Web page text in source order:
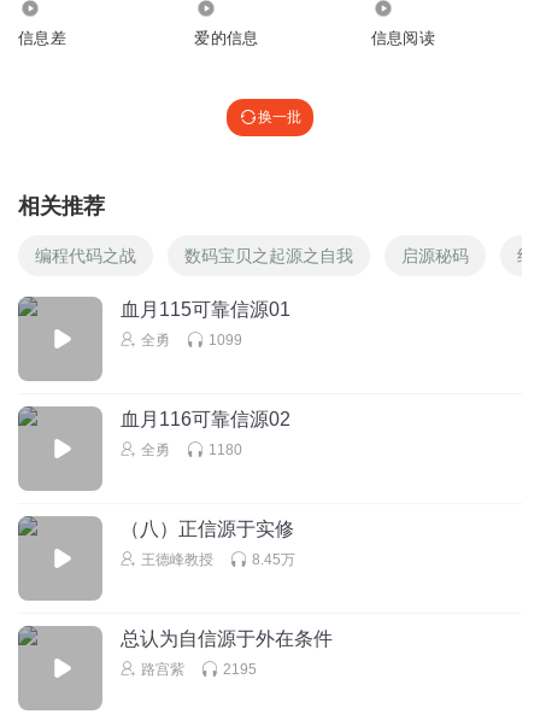
信息差 爱的信息 信息阅读
换一批
相关推荐
编程代码之战 数码宝贝之起源之自我 启源秘码 终
血月115可靠信源01
全勇 1099
血月116可靠信源02
全勇 1180
（八）正信源于实修
王德峰教授 8.45万
总认为自信源于外在条件
路宫紫 2195